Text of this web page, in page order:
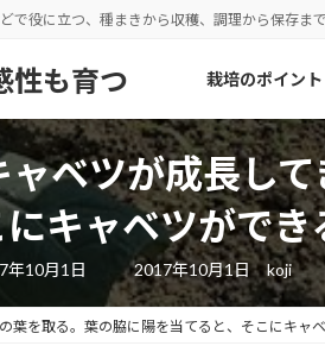
役に立つ、種まきから収穫、調理から保存ま
性も育つ 栽培のポイント
ャベツが成長し
キャベツがで
年10月1日
最
終
更
新
日
2017年10月1日 koji
葉を取る。葉の脇に陽を当てると、そこにキャ